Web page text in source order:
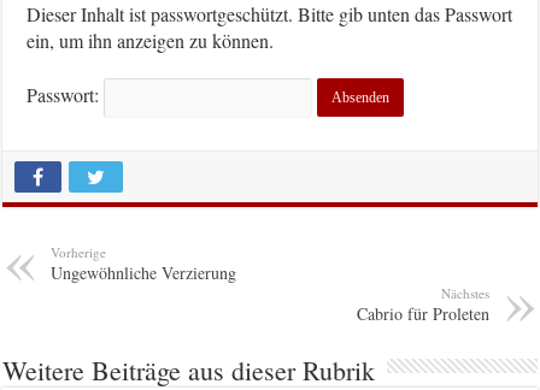
Dieser Inhalt ist passwortgeschützt. Bitte gib unten das Passwort
ein, um ihn anzeigen zu können.
Passwort:
Vorherige
Ungewöhnliche Verzierung
Nächstes
Cabrio für Proleten
Weitere Beiträge aus dieser Rubrik